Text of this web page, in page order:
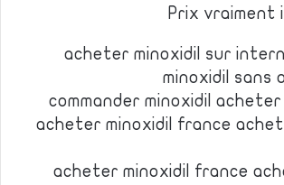
Prix vraiment
acheter minoxidil sur
minoxidil sans
commander minoxidil acheter
acheter minoxidil france
acheter minoxidil france